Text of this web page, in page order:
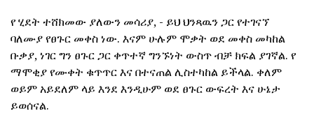
የ ሂደት ተሸክመው ያለውን መሳሪያ, - ይህ ህንጻዉን ጋር የተገናኘ
ባለሙያ የፀጉር መቀስ ነው. እናም ሁሉም ሞቃት ወደ መቀስ መካከል
ቡቃያ, ነገር ግን ፀጉር ጋር ቀጥተኛ ግንኙነት ውስጥ ብቻ ክፍል ያገኛል. የ
ማሞቂያ የሙቀት ቁጥጥር እና በተናጠል ሊስተካከል ይችላል. ቀለም
ወይም አይደለም ላይ እንደ እንዲሁም ወደ ፀጉር ውፍረት እና ሁኔታ
ይወሰናል.